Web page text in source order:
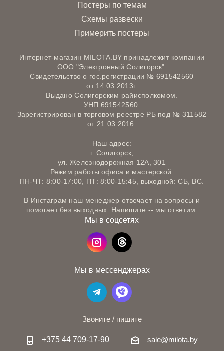
Постеры по темам
Схемы развески
Примерить постеры
Интернет-магазин MILOTA.BY принадлежит компании
ООО "Электронный Солигорск".
Свидетельство о гос.регистрации № 691542560
от 14.03.2013г.
Выдано Солигорским райисполкомом.
УНП 691542560.
Зарегистрирован в торговом реестре РБ под № 311582
от 21.03.2016.
Наш адрес:
г. Солигорск,
ул. Железнодорожная 12А, 301
Режим работы офиса и мастерской:
ПН-ЧТ: 8:00-17:00, ПТ: 8:00-15:45, выходной: СБ, ВС.
В Инстаграм наш менеджер отвечает на вопросы и
помогает без выходных. Напишите -- мы ответим.
Мы в соцсетях
Мы в мессенджерах
Звоните / пишите
+375 44 709-17-90 sale@milota.by